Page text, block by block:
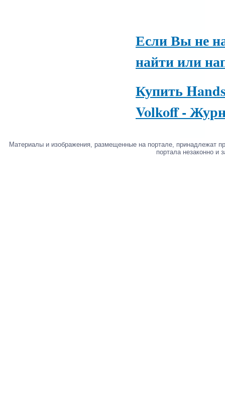
Если Вы не
найти или
Купить
Volkoff -
Материалы и изображения, размещенные на портале, принадлежат
портала незаконно и